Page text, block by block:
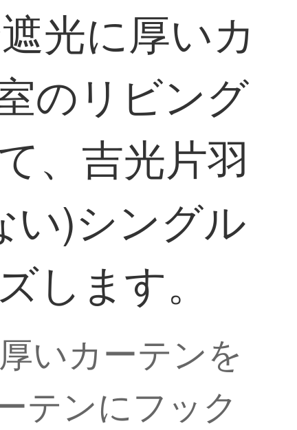
光に厚いカ
のリビング
、吉光片羽
い)シングル
します。
いカーテンを
テンにフック